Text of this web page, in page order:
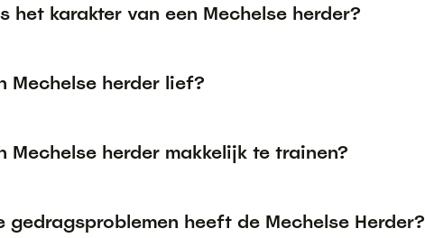
het karakter van een Mechelse herder?
Mechelse herder lief?
Mechelse herder makkelijk te trainen?
gedragsproblemen heeft de Mechelse Herder?